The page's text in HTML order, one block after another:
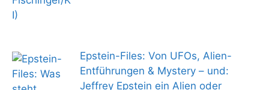
Epstein-Files: Von UFOs, Alien-
Entführungen & Mystery – und:
Jeffrey Epstein ein Alien oder